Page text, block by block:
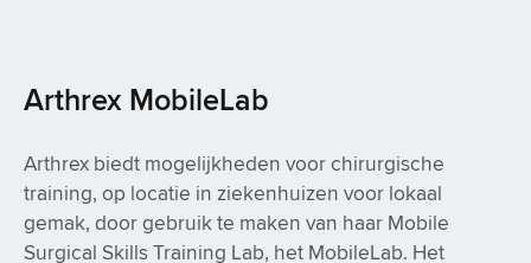
Arthrex MobileLab
Arthrex biedt mogelijkheden voor chirurgische
training, op locatie in ziekenhuizen voor lokaal
gemak, door gebruik te maken van haar Mobile
Surgical Skills Training Lab, het MobileLab. Het